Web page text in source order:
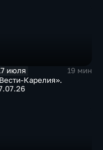
июля
19 мин
Карелия».